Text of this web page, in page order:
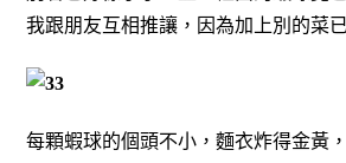
我跟朋友互相推讓，因為加上別的菜
每顆蝦球的個頭不小，麵衣炸得金黃